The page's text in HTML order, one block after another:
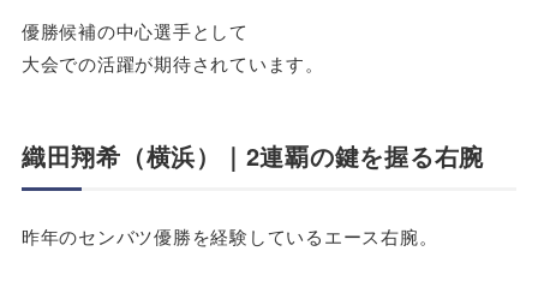
優勝候補の中心選手として
大会での活躍が期待されています。
織田翔希（横浜）｜2連覇の鍵を握る右腕
昨年のセンバツ優勝を経験しているエース右腕。